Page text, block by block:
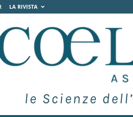
LA RIVISTA